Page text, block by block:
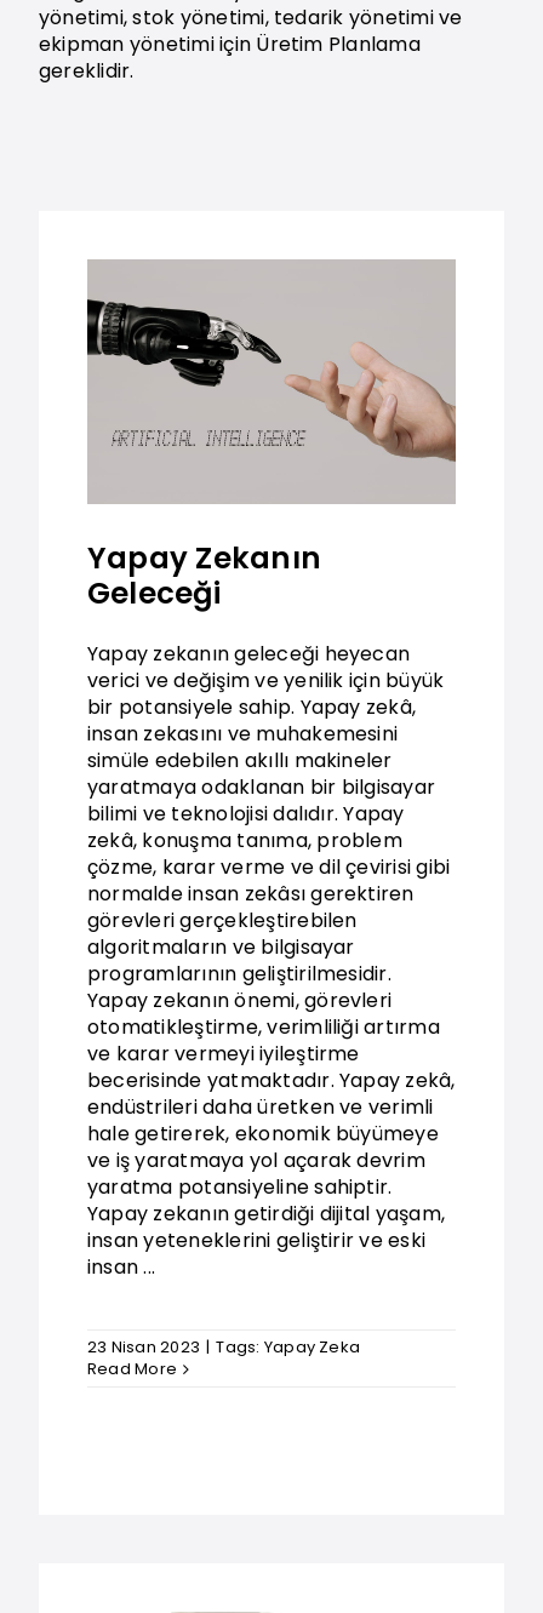
yönetimi, stok yönetimi, tedarik yönetimi ve
ekipman yönetimi için Üretim Planlama
gereklidir.
Yapay Zekanın
Geleceği
Yapay zekanın geleceği heyecan
verici ve değişim ve yenilik için büyük
bir potansiyele sahip. Yapay zekâ,
insan zekasını ve muhakemesini
simüle edebilen akıllı makineler
yaratmaya odaklanan bir bilgisayar
bilimi ve teknolojisi dalıdır. Yapay
zekâ, konuşma tanıma, problem
çözme, karar verme ve dil çevirisi gibi
normalde insan zekâsı gerektiren
görevleri gerçekleştirebilen
algoritmaların ve bilgisayar
programlarının geliştirilmesidir.
Yapay zekanın önemi, görevleri
otomatikleştirme, verimliliği artırma
ve karar vermeyi iyileştirme
becerisinde yatmaktadır. Yapay zekâ,
endüstrileri daha üretken ve verimli
hale getirerek, ekonomik büyümeye
ve iş yaratmaya yol açarak devrim
yaratma potansiyeline sahiptir.
Yapay zekanın getirdiği dijital yaşam,
insan yeteneklerini geliştirir ve eski
insan ...
23 Nisan 2023 | Tags: Yapay Zeka
Read More